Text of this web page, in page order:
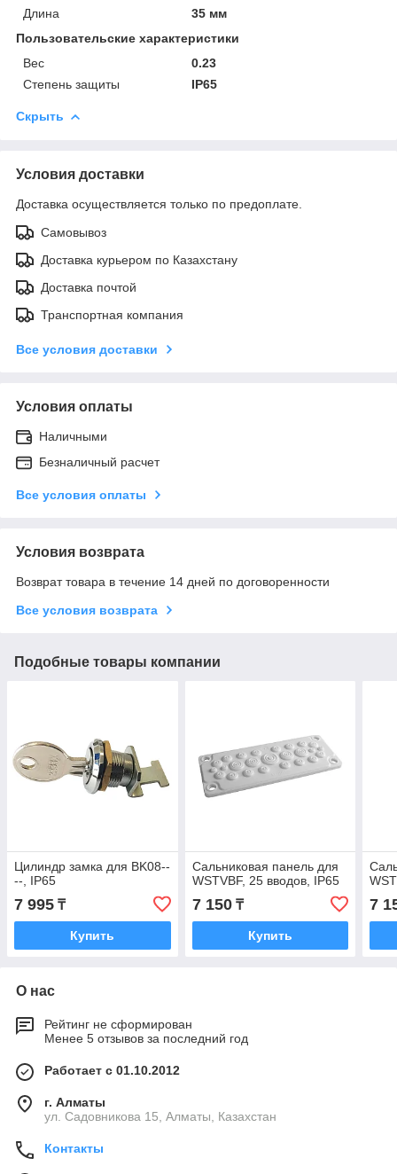
Длина
35 мм
Пользовательские характеристики
Вес
0.23
Степень защиты
IP65
Скрыть
Условия доставки
Доставка осуществляется только по предоплате.
Самовывоз
Доставка курьером по Казахстану
Доставка почтой
Транспортная компания
Все условия доставки
Условия оплаты
Наличными
Безналичный расчет
Все условия оплаты
Условия возврата
Возврат товара в течение 14 дней по договоренности
Все условия возврата
Подобные товары компании
Цилиндр замка для BK08--
--, IP65
7 995 ₸
Купить
Сальниковая панель для
WSTVBF, 25 вводов, IP65
7 150₸
Купить
7
О нас
Рейтинг не сформирован
Менее 5 отзывов за последний год
Работает с 01.10.2012
г. Алматы
ул. Садовникова 15, Алматы, Казахстан
Контакты